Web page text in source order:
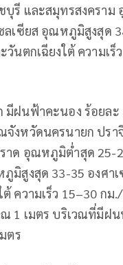
บุรี และสมุทรสงครา
ลเซียส อุณหภูมิสูงสุด
วันตกเฉียงใต้ ความเ
มีฝนฟ้าคะนอง ร้อยล
จังหวัดนครนายก ปรา
าด อุณหภูมิต่ำสุด 25-
มิสูงสุด 33-35 องศาเ
ต้ ความเร็ว 15–30 กม
1 เมตร บริเวณที่มีฝ
ตร